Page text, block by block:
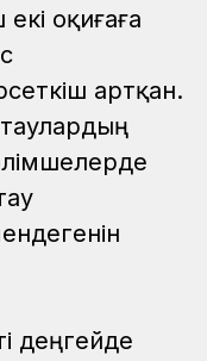
оқиғаға
артқан.
деңгейде